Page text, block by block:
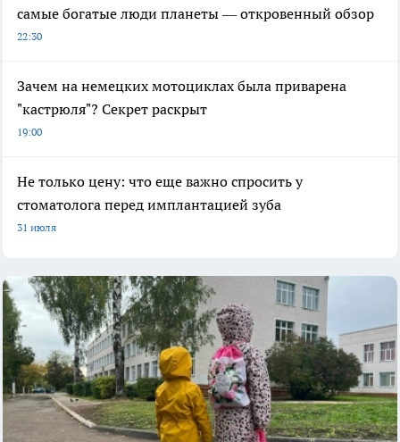
самые богатые люди планеты — откровенный обзор
22:30
Зачем на немецких мотоциклах была приварена
"кастрюля"? Секрет раскрыт
19:00
Не только цену: что еще важно спросить у
стоматолога перед имплантацией зуба
31 июля